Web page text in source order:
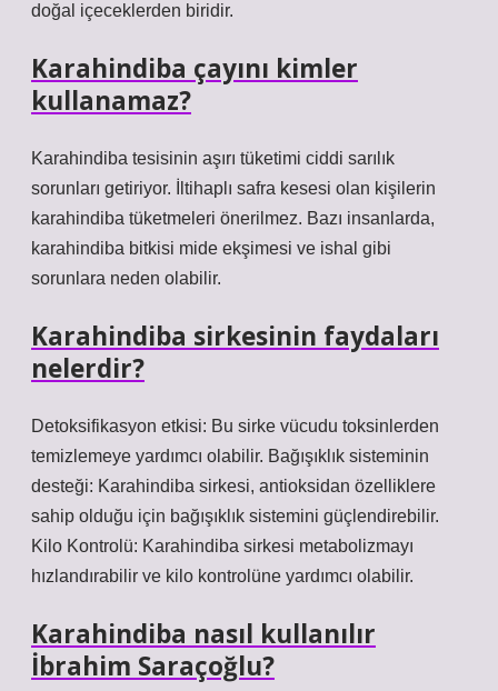
doğal içeceklerden biridir.
Karahindiba çayını kimler
kullanamaz?
Karahindiba tesisinin aşırı tüketimi ciddi sarılık
sorunları getiriyor. İltihaplı safra kesesi olan kişilerin
karahindiba tüketmeleri önerilmez. Bazı insanlarda,
karahindiba bitkisi mide ekşimesi ve ishal gibi
sorunlara neden olabilir.
Karahindiba sirkesinin faydaları
nelerdir?
Detoksifikasyon etkisi: Bu sirke vücudu toksinlerden
temizlemeye yardımcı olabilir. Bağışıklık sisteminin
desteği: Karahindiba sirkesi, antioksidan özelliklere
sahip olduğu için bağışıklık sistemini güçlendirebilir.
Kilo Kontrolü: Karahindiba sirkesi metabolizmayı
hızlandırabilir ve kilo kontrolüne yardımcı olabilir.
Karahindiba nasıl kullanılır
İbrahim Saraçoğlu?